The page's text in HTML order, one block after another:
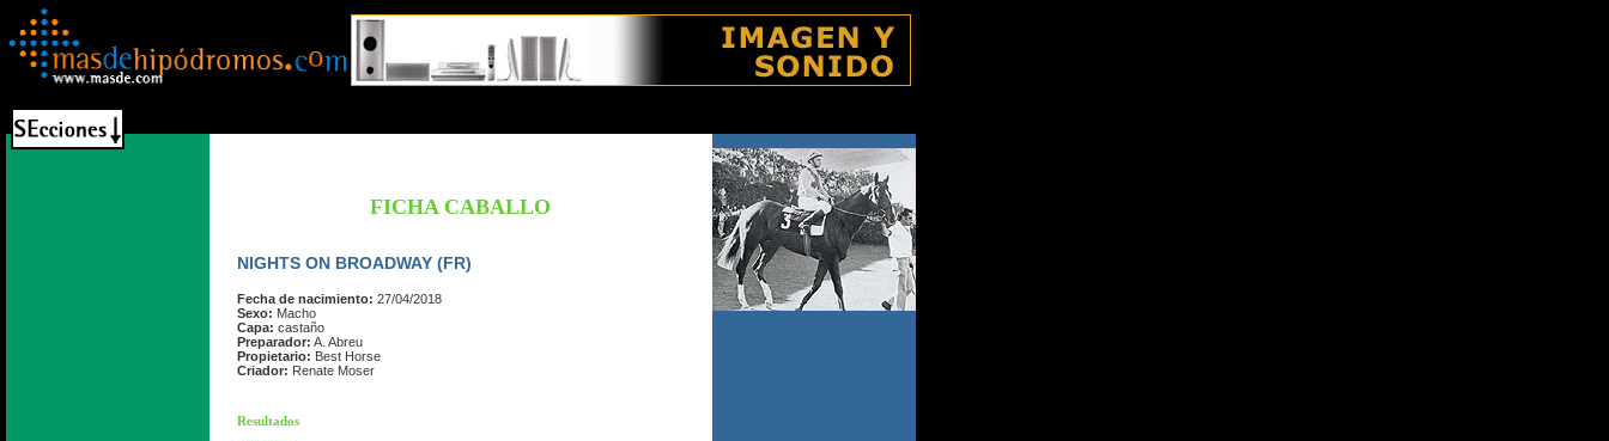
FICHA CABALLO
NIGHTS ON BROADWAY (FR)
Fecha de nacimiento: 27/04/2018
Sexo: Macho
Capa: castaño
Preparador: A. Abreu
Propietario: Best Horse
Criador: Renate Moser
Resultados